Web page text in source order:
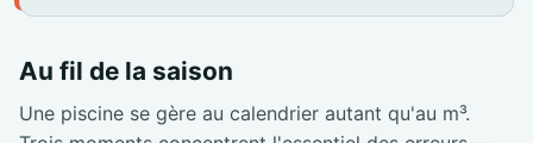
Au fil de la saison
Une piscine se gère au calendrier autant qu'au m³.